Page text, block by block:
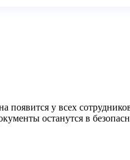
появится у всех
останутся в